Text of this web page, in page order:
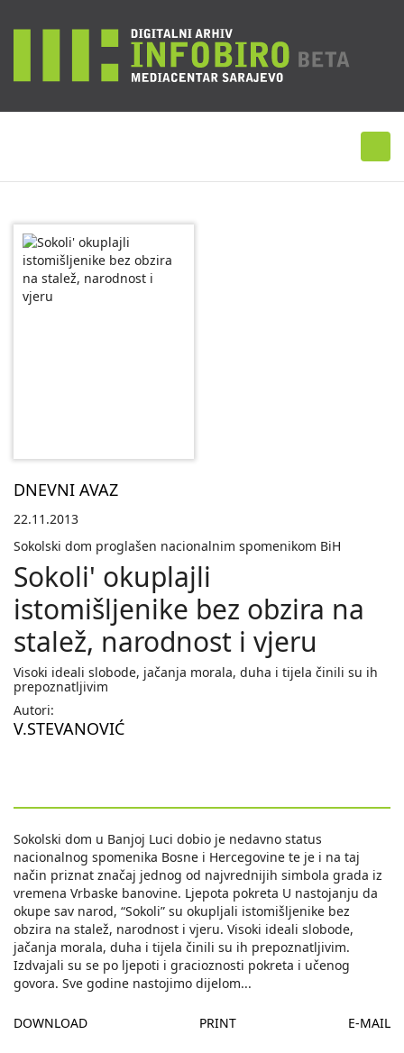
DNEVNI AVAZ
22.11.2013
Sokolski dom proglašen nacionalnim spomenikom BiH
Sokoli' okuplajli
istomišljenike bez obzira na
stalež, narodnost i vjeru
Visoki ideali slobode, jačanja morala, duha i tijela činili su ih
prepoznatljivim
Autori:
V.STEVANOVIĆ
Sokolski dom u Banjoj Luci dobio je nedavno status
nacionalnog spomenika Bosne i Hercegovine te je i na taj
način priznat značaj jednog od najvrednijih simbola grada iz
vremena Vrbaske banovine. Ljepota pokreta U nastojanju da
okupe sav narod, “Sokoli” su okupljali istomišljenike bez
obzira na stalež, narodnost i vjeru. Visoki ideali slobode,
jačanja morala, duha i tijela činili su ih prepoznatljivim.
Izdvajali su se po ljepoti i gracioznosti pokreta i učenog
govora. Sve godine nastojimo dijelom...
DOWNLOAD PRINT E-MAIL